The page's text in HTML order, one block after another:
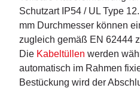
Schutzart IP54 / UL Type
mm Durchmesser können
zugleich gemäß EN 62444
Die Kabeltüllen werden
automatisch im Rahmen
Bestückung wird der